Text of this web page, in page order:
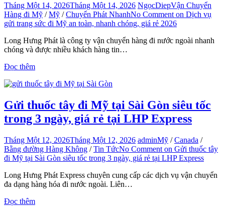
Tháng Một 14, 2026Tháng Một 14, 2026 NgọcDiepVận Chuyển
Hàng đi Mỹ /Mỹ /Chuyển Phát NhanhNo Comment on Dịch vụ
gửi trang sức đi Mỹ an toàn, nhanh chóng, giá rẻ 2026
Long Hưng Phát là công ty vận chuyển hàng đi nước ngoài nhanh
chóng và được nhiều khách hàng tin…
Đọc thêm
Gửi thuốc tây đi Mỹ tại Sài Gòn siêu tốc
trong 3 ngày, giá rẻ tại LHP Express
Tháng Một 12, 2026Tháng Một 12, 2026 adminMỹ /Canada /
Bằng đường Hàng Không /Tin TứcNo Comment on Gửi thuốc tây
đi Mỹ tại Sài Gòn siêu tốc trong 3 ngày, giá rẻ tại LHP Express
Long Hưng Phát Express chuyên cung cấp các dịch vụ vận chuyển
đa dạng hàng hóa đi nước ngoài. Liên…
Đọc thêm